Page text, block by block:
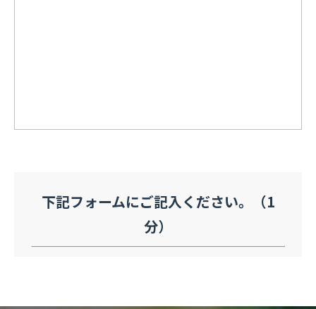
下記フォームにご記入ください。（1
分）